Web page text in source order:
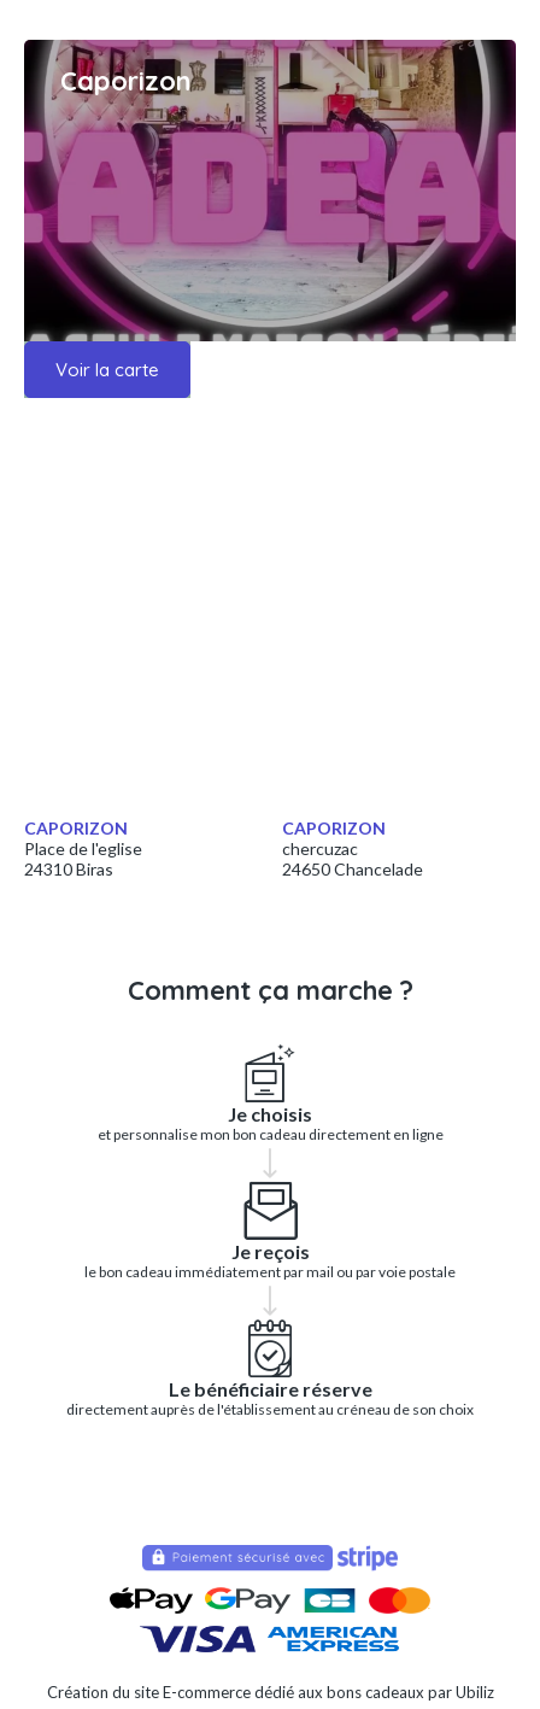
Caporizon
Voir la carte
CAPORIZON
Place de l'eglise
24310 Biras
CAPORIZON
chercuzac
24650 Chancelade
Comment ça marche ?
Je choisis
et personnalise mon bon cadeau directement en ligne
Je reçois
le bon cadeau immédiatement par mail ou par voie postale
Le bénéficiaire réserve
directement auprès de l'établissement au créneau de son choix
Création du site E-commerce dédié aux bons cadeaux par Ubiliz